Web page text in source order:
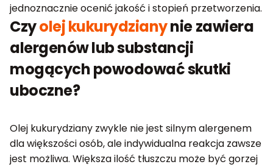
jednoznacznie ocenić jakość i stopień przetworzenia.
Czyolej kukurydzianynie zawiera
alergenów lub substancji
mogących powodować skutki
uboczne?
Olej kukurydziany zwykle nie jest silnym alergenem
dla większości osób, ale indywidualna reakcja zawsze
jest możliwa. Większa ilość tłuszczu może być gorzej